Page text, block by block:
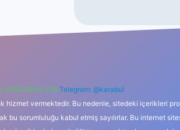
0262 606 0 726 Telegram: @karabul
hizmet vermektedir. Bu nedenle, sitedeki içerikleri
bu sorumluluğu kabul etmiş sayılırlar. Bu internet